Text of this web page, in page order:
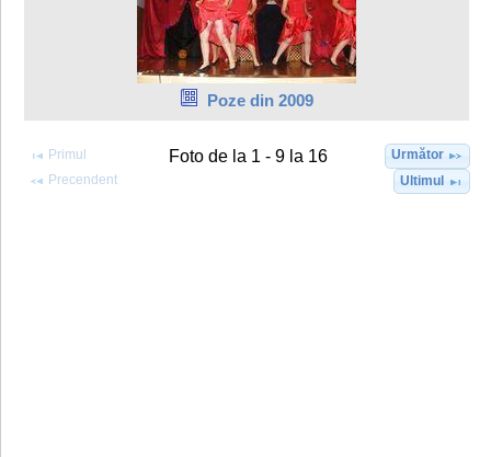
Poze din 2009
Primul
Precendent
Foto de la 1 - 9 la 16
Următor
Ultimul